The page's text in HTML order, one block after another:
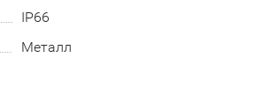
IP66
Металл